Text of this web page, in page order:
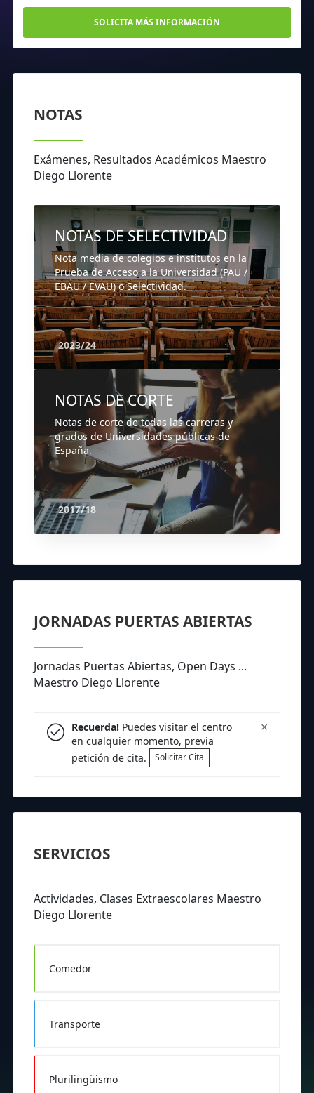
SOLICITA MÁS INFORMACIÓN
NOTAS
Exámenes, Resultados Académicos Maestro
Diego Llorente
NOTAS DE SELECTIVIDAD
Nota media de colegios e institutos en la
Prueba de Acceso a la Universidad (PAU /
EBAU / EVAU) o Selectividad.
2023/24
NOTAS DE CORTE
Notas de corte de todas las carreras y
grados de Universidades públicas de
España.
2017/18
JORNADAS PUERTAS ABIERTAS
Jornadas Puertas Abiertas, Open Days ...
Maestro Diego Llorente
×
Recuerda!Puedes visitar el centro
en cualquier momento, previa
petición de cita.
Solicitar Cita
SERVICIOS
Actividades, Clases Extraescolares Maestro
Diego Llorente
Comedor
Transporte
Plurilingüismo